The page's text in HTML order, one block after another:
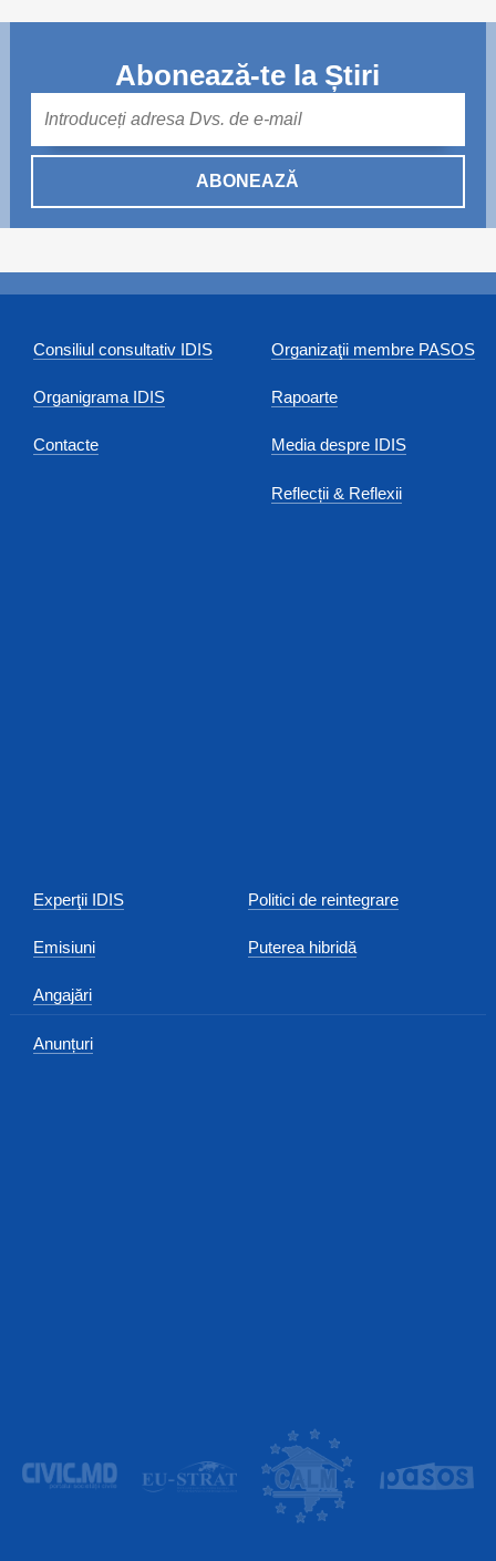
Abonează-te la Știri
ABONEAZĂ
Consiliul consultativ IDIS
Organigrama IDIS
Contacte
Organizaţii membre PASOS
Rapoarte
Media despre IDIS
Reflecții & Reflexii
Experţii IDIS
Emisiuni
Angajări
Anunțuri
Politici de reintegrare
Puterea hibridă